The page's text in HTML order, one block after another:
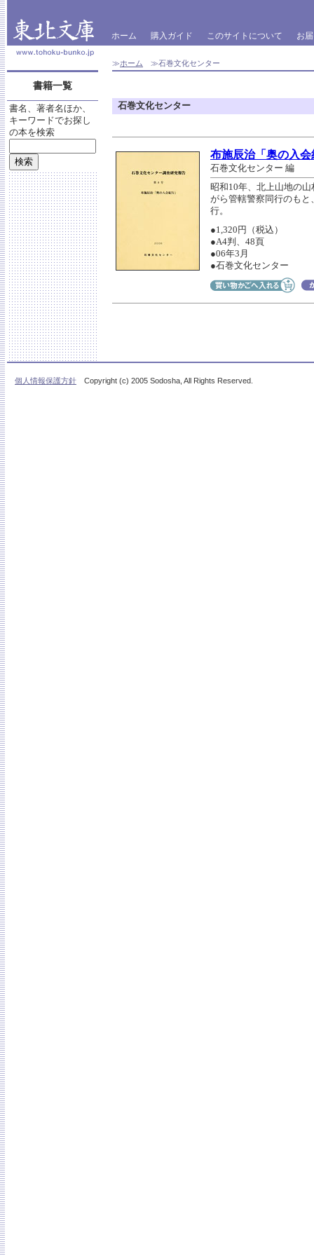
ホーム 購入ガイド このサイトについて お
≫ホーム ≫石巻文化センター
書籍一覧
書名、著者名ほか、
キーワードでお探し
の本を検索
石巻文化センター
布施辰治「奥の入会
石巻文化センター 編
昭和10年、北上山地の
がら管轄警察同行のも
行。
●1,320円（税込）
●A4判、48頁
●06年3月
●石巻文化センター
個人情報保護方針 Copyright (c) 2005 Sodosha, All Rights Reserved.